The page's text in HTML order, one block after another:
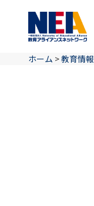
ホーム >教育情報